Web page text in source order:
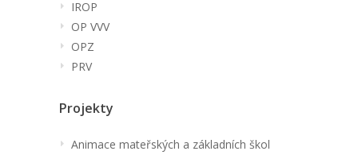
IROP
OP VVV
OPZ
PRV
Projekty
Animace mateřských a základních škol